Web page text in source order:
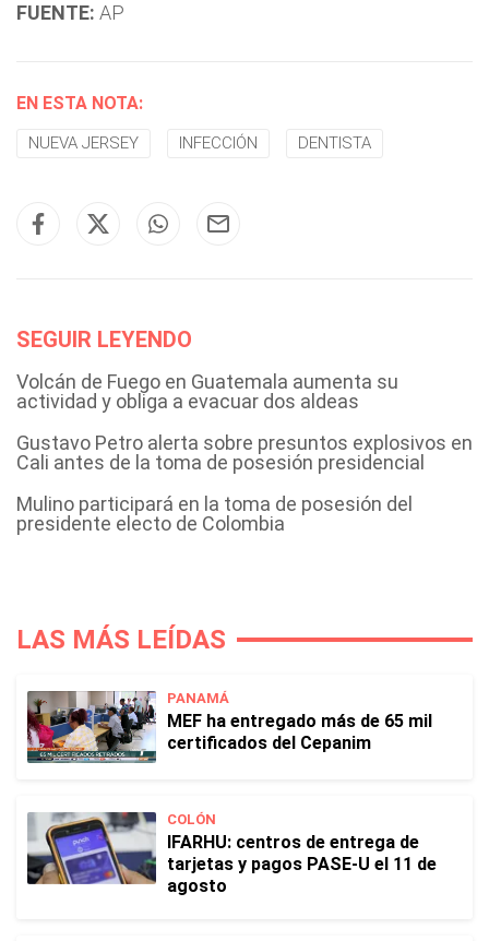
FUENTE: AP
EN ESTA NOTA:
NUEVA JERSEY INFECCIÓN DENTISTA
SEGUIR LEYENDO
Volcán de Fuego en Guatemala aumenta su
actividad y obliga a evacuar dos aldeas
Gustavo Petro alerta sobre presuntos explosivos en
Cali antes de la toma de posesión presidencial
Mulino participará en la toma de posesión del
presidente electo de Colombia
LAS MÁS LEÍDAS
PANAMÁ
MEF ha entregado más de 65 mil
certificados del Cepanim
COLÓN
IFARHU: centros de entrega de
tarjetas y pagos PASE-U el 11 de
agosto